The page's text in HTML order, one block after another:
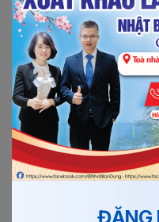
Đơn hàng sửa chữa ô tô
vì thế mà việc làm thêm
Xem thêm